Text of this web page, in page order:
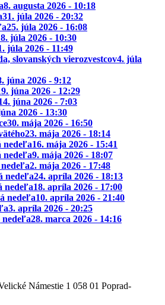
8. augusta 2026 - 10:18
31. júla 2026 - 20:32
25. júla 2026 - 16:08
júla 2026 - 10:30
júla 2026 - 11:49
slovanských vierozvestcov4. júla
júna 2026 - 9:12
júna 2026 - 12:29
júna 2026 - 7:03
2026 - 13:30
30. mája 2026 - 16:50
23. mája 2026 - 18:14
nedeľa16. mája 2026 - 15:41
nedeľa9. mája 2026 - 18:07
2. mája 2026 - 17:48
nedeľa24. apríla 2026 - 18:13
nedeľa18. apríla 2026 - 17:00
nedeľa10. apríla 2026 - 21:40
3. apríla 2026 - 20:25
nedeľa28. marca 2026 - 14:16
Námestie 1 058 01 Poprad-